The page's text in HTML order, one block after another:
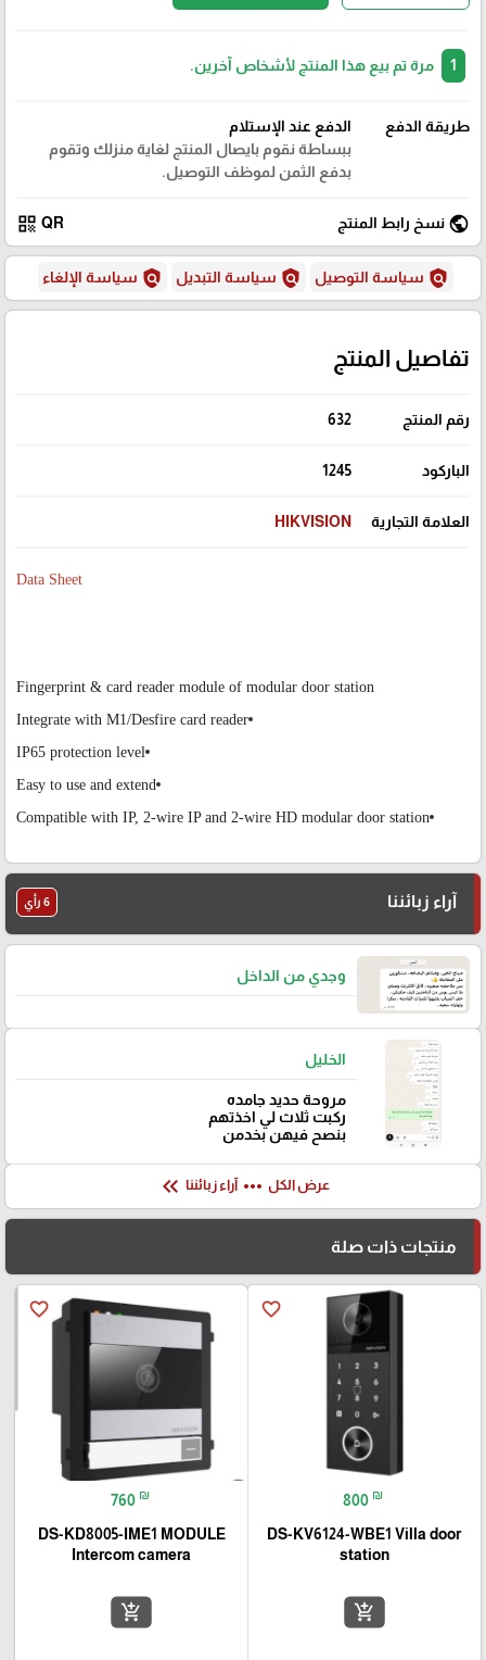
مرة تم بيع هذا المنتج لأشخاص آخرين.
طريقة الدفع
الدفع عند الإستلام
ببساطة نقوم بايصال المنتج لغاية منزلك وتقوم
بدفع الثمن لموظف التوصيل.
public نسخ رابط المنتج QR
qr_code
policy سياسة التوصيل policy سياسة التبديل policy سياسة الإلغاء
تفاصيل المنتج
رقم المنتج 632
الباركود 1245
العلامة التجارية HIKVISION
Data Sheet
Fingerprint & card reader module of modular door station
Integrate with M1/Desfire card reader
IP65 protection level
Easy to use and extend
Compatible with IP, 2-wire IP and 2-wire HD modular door station
آراء زبائننا 6 رأي
وجدي من الداخل
الخليل
مروحة حديد جامده
ركبت ثلاث لي اخذتهم
بنصح فيهن بخدمن
عرض الكل more_horiz آراء زبائننا keyboard_double_arrow_left
منتجات ذات صلة
favorite_border
800 ₪
DS-KV6124-WBE1 Villa door
station
add_shopping_cart
favorite_border
760 ₪
DS-KD8005-IME1 MODULE
Intercom camera
add_shopping_cart